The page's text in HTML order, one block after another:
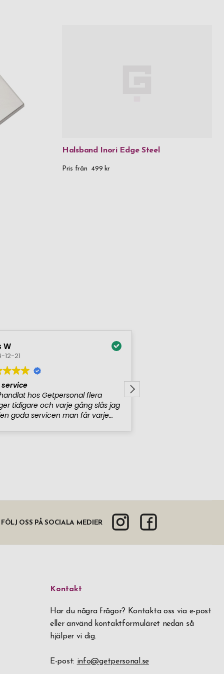
Halsband Inori Edge Steel
Pris från 499 kr
FÖLJ OSS PÅ SOCIALA MEDIER
Kontakt
Har du några frågor? Kontakta oss via e-post
eller använd kontaktformuläret nedan så
hjälper vi dig.
E-post: info@getpersonal.se